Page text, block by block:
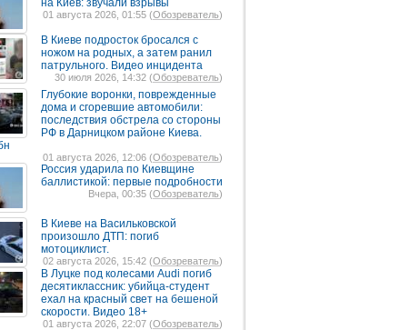
на Киев: звучали взрывы
01 августа 2026, 01:55 (Обозреватель)
В Киеве подросток бросался с
ножом на родных, а затем ранил
патрульного. Видео инцидента
30 июля 2026, 14:32 (Обозреватель)
Глубокие воронки, поврежденные
дома и сгоревшие автомобили:
последствия обстрела со стороны
РФ в Дарницком районе Киева.
01 августа 2026, 12:06 (Обозреватель)
Россия ударила по Киевщине
баллистикой: первые подробности
Вчера, 00:35 (Обозреватель)
В Киеве на Васильковской
произошло ДТП: погиб
мотоциклист.
02 августа 2026, 15:42 (Обозреватель)
В Луцке под колесами Audi погиб
десятиклассник: убийца-студент
ехал на красный свет на бешеной
скорости. Видео 18+
01 августа 2026, 22:07 (Обозреватель)